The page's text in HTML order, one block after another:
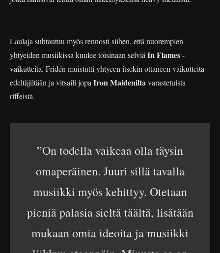
Laulaja suhtautuu myös rennosti siihen, että nuorempien
yhtyeiden musiikissa kuulee toisinaan selviä In Flames-
vaikutteita. Fridén muistutti yhtyeen itsekin ottaneen vaikutteita
edeltäjiltään ja vitsaili jopa Iron Maideniltavarastetuista
riffeistä.
”On todella vaikeaa olla täysin
omaperäinen. Juuri sillä tavalla
musiikki myös kehittyy. Otetaan
pieniä palasia sieltä täältä, lisätään
mukaan omia ideoita ja musiikki